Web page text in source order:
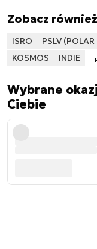
Zobacz również
ISRO
PSLV
KOSMOS
INDIE
Wybrane
Ciebie